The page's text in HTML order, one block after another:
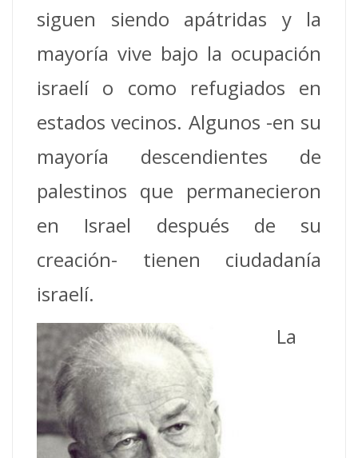
siguen siendo apátridas y la
mayoría vive bajo la ocupación
israelí o como refugiados en
estados vecinos. Algunos -en su
mayoría descendientes de
palestinos que permanecieron
en Israel después de su
creación- tienen ciudadanía
israelí.
La